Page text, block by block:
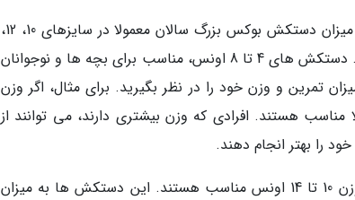
نکته مهم در انتخاب دستکش بوکس، توجه به میزان آن است. میزان دستکش بوکس بزرگ سالان معمولا در سایزهای 10، 12،
14 و 16 یا بر اساس وزن، با واحد اونس (oz) سنجیده می گردد. دستکش های 4 تا 8 اونس، مناسب برای بچه ها و نوجوانان
تمرین و وزن خود را در نظر بگیرید. برای مثال، اگر وزن
تا 75 کیلوگرم است، دستکش های سایز 10 معمولا مناسب هستند. افرادی که وزن بیشتری دارند، می توانند از
بعلاوه برای تمرینات روزمره، دستکش های بوکس سبک تر با وزن 10 تا 14 اونس مناسب هستند. این دستکش ها به میزان